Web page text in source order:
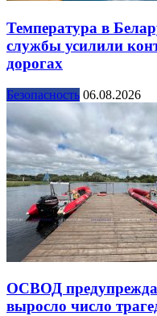
Температура в
службы усилили
дорогах
Безопасность 06.08.2026
ОСВОД
выросло число